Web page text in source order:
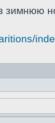
зимнюю